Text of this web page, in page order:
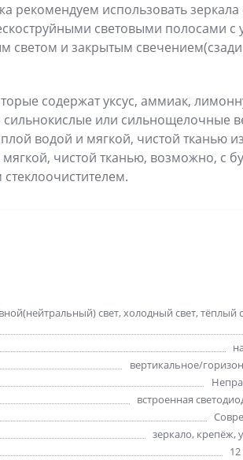
рекомендуем использовать
световыми полосами с
светом и закрытым свечением(сзади
содержат уксус, аммиак,
сильнокислые или сильнощелочные
водой и мягкой, чистой тканью
чистой тканью, возможно, с
свет, холодный свет, тёплый
вертикальное/
встроенная
зеркало, крепёж,